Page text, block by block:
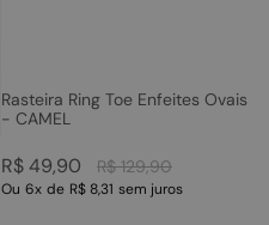
Rasteira Ring Toe Enfeites Ovais
- CAMEL
R$ 129,90
R$49,90
Ou 6x de R$ 8,31 sem juros